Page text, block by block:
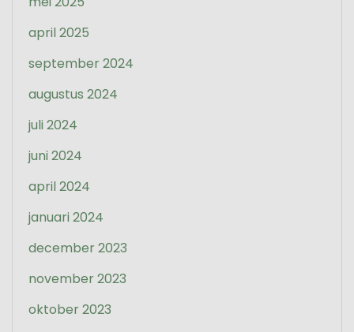
april 2025
september 2024
augustus 2024
juli 2024
juni 2024
april 2024
januari 2024
december 2023
november 2023
oktober 2023